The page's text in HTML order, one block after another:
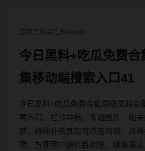
首页黑料合集Sitemap
今日黑料+吃瓜免费合
集移动端搜索入口41
今日黑料+吃瓜免费合集围绕黑料合
索入口、栏目导航、专题图片、相
荐，持续补充真实可点击内容、清
明，方便用户按栏目浏览、继续阅读